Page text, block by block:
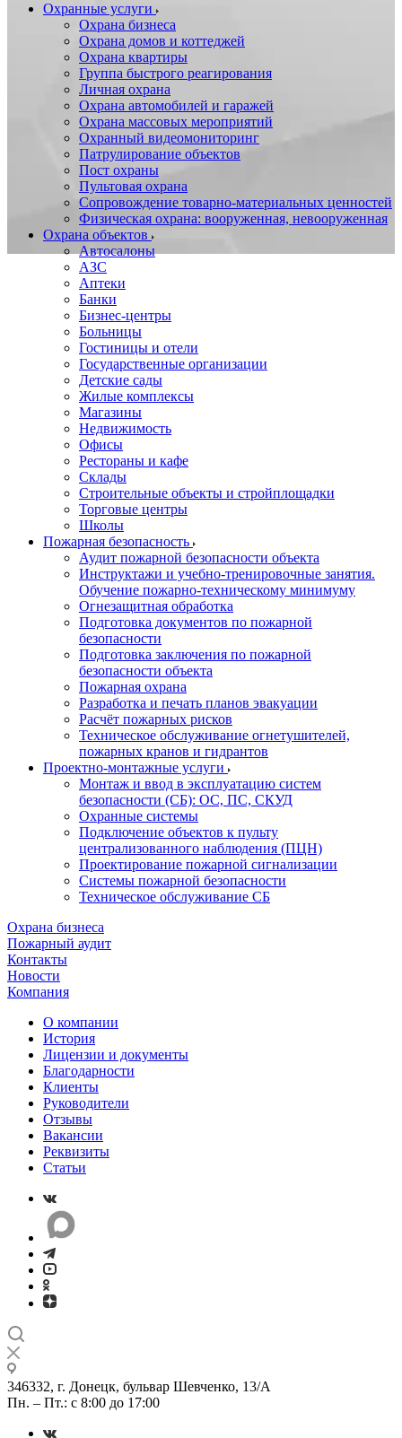
Охранные услуги
Охрана бизнеса
Охрана домов и коттеджей
Охрана квартиры
Группа быстрого реагирования
Личная охрана
Охрана автомобилей и гаражей
Охрана массовых мероприятий
Охранный видеомониторинг
Патрулирование объектов
Пост охраны
Пультовая охрана
Сопровождение товарно-материальных ценностей
Физическая охрана: вооруженная, невооруженная
Охрана объектов
Автосалоны
АЗС
Аптеки
Банки
Бизнес-центры
Больницы
Гостиницы и отели
Государственные организации
Детские сады
Жилые комплексы
Магазины
Недвижимость
Офисы
Рестораны и кафе
Склады
Строительные объекты и стройплощадки
Торговые центры
Школы
Пожарная безопасность
Аудит пожарной безопасности объекта
Инструктажи и учебно-тренировочные занятия.
Обучение пожарно-техническому минимуму
Огнезащитная обработка
Подготовка документов по пожарной
безопасности
Подготовка заключения по пожарной
безопасности объекта
Пожарная охрана
Разработка и печать планов эвакуации
Расчёт пожарных рисков
Техническое обслуживание огнетушителей,
пожарных кранов и гидрантов
Проектно-монтажные услуги
Монтаж и ввод в эксплуатацию систем
безопасности (СБ): ОС, ПС, СКУД
Охранные системы
Подключение объектов к пульту
централизованного наблюдения (ПЦН)
Проектирование пожарной сигнализации
Системы пожарной безопасности
Техническое обслуживание СБ
Охрана бизнеса
Пожарный аудит
Контакты
Новости
Компания
О компании
История
Лицензии и документы
Благодарности
Клиенты
Руководители
Отзывы
Вакансии
Реквизиты
Статьи
346332, г. Донецк, бульвар Шевченко, 13/А
Пн. – Пт.: с 8:00 до 17:00